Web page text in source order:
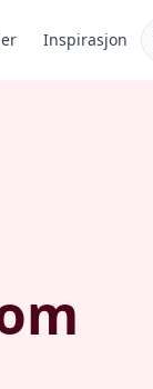
Inspirasjon